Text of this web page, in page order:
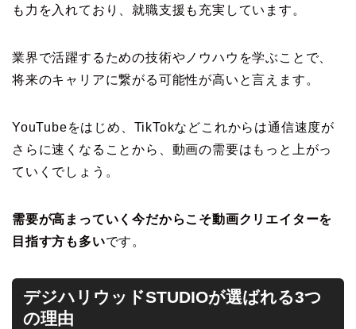
も力を入れており、就職支援も充実しています。
業界で活躍するための技術やノウハウを学ぶことで、
将来のキャリアに繋がる可能性が高いと言えます。
YouTubeをはじめ、TikTokなどこれからは通信速度が
さらに速くなることから、動画の需要はもっと上がっ
ていくでしょう。
需要が高まっていく今だからこそ動画クリエイターを
目指す方も多いです。
デジハリウッドSTUDIOが選ばれる3つ
の理由